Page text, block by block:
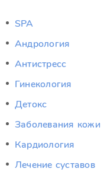
SPA
Андрология
Антистресс
Гинекология
Детокс
Заболевания кожи
Кардиология
Лечение суставов